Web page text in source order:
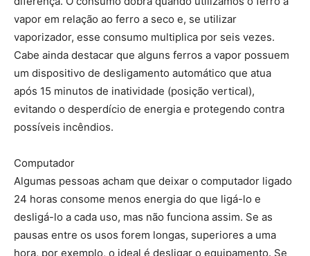
vapor em relação ao ferro a seco e, se utilizar
vaporizador, esse consumo multiplica por seis vezes.
Cabe ainda destacar que alguns ferros a vapor possuem
um dispositivo de desligamento automático que atua
após 15 minutos de inatividade (posição vertical),
evitando o desperdício de energia e protegendo contra
possíveis incêndios.
Computador
Algumas pessoas acham que deixar o computador ligado
24 horas consome menos energia do que ligá-lo e
desligá-lo a cada uso, mas não funciona assim. Se as
pausas entre os usos forem longas, superiores a uma
hora, por exemplo, o ideal é desligar o equipamento. Se